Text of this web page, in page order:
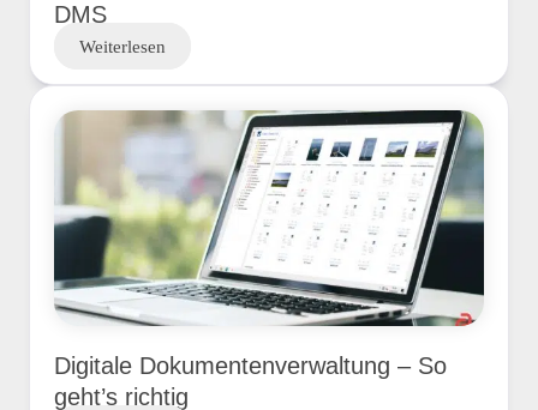
DMS
Weiterlesen
Digitale Dokumentenverwaltung – So
geht’s richtig